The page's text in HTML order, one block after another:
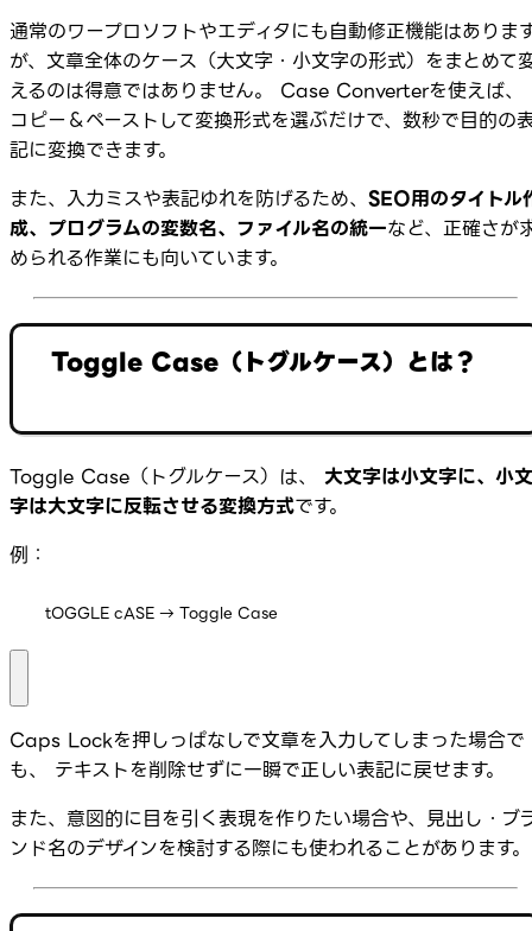
通常のワープロソフトやエディタにも自動修正機能はありま
が、文章全体のケース（大文字・小文字の形式）をまとめて
えるのは得意ではありません。 Case Converterを使えば、
コピー＆ペーストして変換形式を選ぶだけで、数秒で目的の
記に変換できます。
また、入力ミスや表記ゆれを防げるため、 SEO用のタイトル
成、プログラムの変数名、ファイル名の統一など、正確さが
められる作業にも向いています。
Toggle Case（トグルケース）とは？
Toggle Case（トグルケース）は、 大文字は小文字に、小文
字は大文字に反転させる変換方式です。
例：
tOGGLE cASE → Toggle Case
Caps Lockを押しっぱなしで文章を入力してしまった場合で
も、 テキストを削除せずに一瞬で正しい表記に戻せます。
また、意図的に目を引く表現を作りたい場合や、見出し・ブ
ンド名のデザインを検討する際にも使われることがあります。